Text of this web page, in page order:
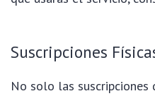
Suscripciones
No solo las suscripciones